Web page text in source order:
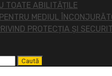
TOATE ABILITĂȚILE
MEDIUL
PROTECȚIA ȘI